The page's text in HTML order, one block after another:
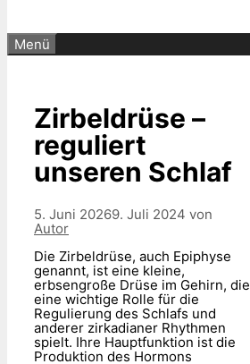
Menü
Zirbeldrüse –
reguliert
unseren Schlaf
5. Juni 20269. Juli 2024 von
Autor
Die Zirbeldrüse, auch Epiphyse
genannt, ist eine kleine,
erbsengroße Drüse im Gehirn, die
eine wichtige Rolle für die
Regulierung des Schlafs und
anderer zirkadianer Rhythmen
spielt. Ihre Hauptfunktion ist die
Produktion des Hormons